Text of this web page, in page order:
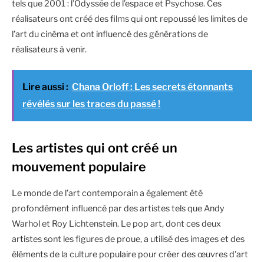
tels que 2001 : l’Odyssée de l’espace et Psychose. Ces
réalisateurs ont créé des films qui ont repoussé les limites de
l’art du cinéma et ont influencé des générations de
réalisateurs à venir.
Lire aussi : Chana Orloff : Les secrets étonnants
révélés sur les traces du passé !
Les artistes qui ont créé un
mouvement populaire
Le monde de l’art contemporain a également été
profondément influencé par des artistes tels que Andy
Warhol et Roy Lichtenstein. Le pop art, dont ces deux
artistes sont les figures de proue, a utilisé des images et des
éléments de la culture populaire pour créer des œuvres d’art